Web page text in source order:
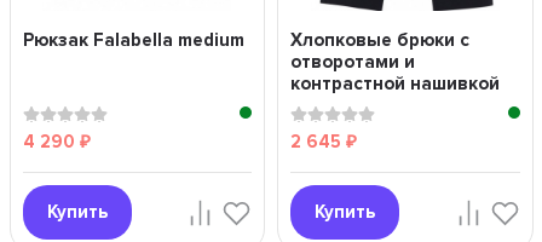
Рюкзак Falabella medium
4 290 ₽
Купить
Хлопковые брюки с
отворотами и
контрастной нашивкой
2 645 ₽
Купить